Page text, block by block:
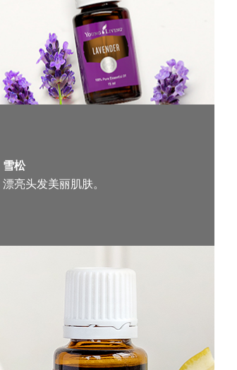
雪松
漂亮头发美丽肌肤。